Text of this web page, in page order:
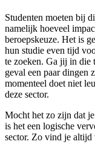
Studenten moeten bij
namelijk hoeveel
beroepskeuze. Het is
hun studie even tijd
te zoeken. Ga jij in
geval een paar
momenteel doet niet
deze sector.
Mocht het zo zijn dat
is het een logische
sector. Zo vind je